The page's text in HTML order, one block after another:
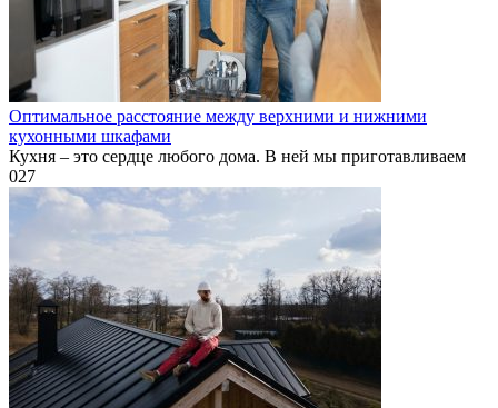
Оптимальное расстояние между верхними и нижними
кухонными шкафами
Кухня – это сердце любого дома. В ней мы приготавливаем
027